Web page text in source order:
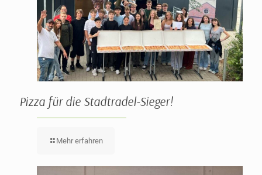
Pizza für die Stadtradel-Sieger!
Mehr erfahren